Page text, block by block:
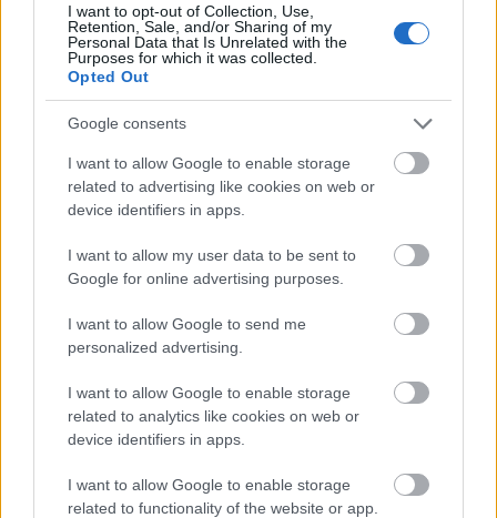
I want to opt-out of Collection, Use,
Retention, Sale, and/or Sharing of my
Personal Data that Is Unrelated with the
Purposes for which it was collected.
Opted Out
Google consents
I want to allow Google to enable storage
related to advertising like cookies on web or
device identifiers in apps.
I want to allow my user data to be sent to
Google for online advertising purposes.
I want to allow Google to send me
personalized advertising.
I want to allow Google to enable storage
related to analytics like cookies on web or
device identifiers in apps.
I want to allow Google to enable storage
related to functionality of the website or app.
Így teljes az ehető ajándékkosaram, jó érzés így
együtt látni, amit az elmúlt hetekben alkottam.
Készítsd el Te is a sajátodat, fűszerezd
egyedileg, varázsolj bele lelket. A siker garantált, a
csomagod árulkodni fog és az ajándékozottnak azt
súgja majd:
ez szívből jött, együk meg mielőbb, lehetőleg most! ;)